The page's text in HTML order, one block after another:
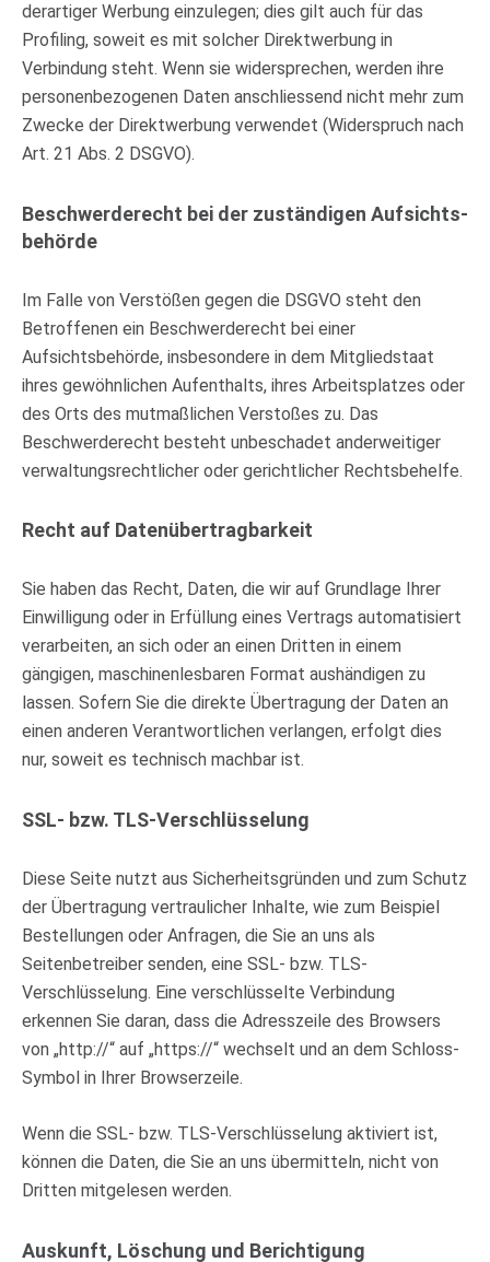
derartiger Werbung einzulegen; dies gilt auch für das
Profiling, soweit es mit solcher Direktwerbung in
Verbindung steht. Wenn sie widersprechen, werden ihre
personenbezogenen Daten anschliessend nicht mehr zum
Zwecke der Direktwerbung verwendet (Widerspruch nach
Art. 21 Abs. 2 DSGVO).
Beschwerde­recht bei der zuständigen Aufsichts­
behörde
Im Falle von Verstößen gegen die DSGVO steht den
Betroffenen ein Beschwerderecht bei einer
Aufsichtsbehörde, insbesondere in dem Mitgliedstaat
ihres gewöhnlichen Aufenthalts, ihres Arbeitsplatzes oder
des Orts des mutmaßlichen Verstoßes zu. Das
Beschwerderecht besteht unbeschadet anderweitiger
verwaltungsrechtlicher oder gerichtlicher Rechtsbehelfe.
Recht auf Daten­übertrag­barkeit
Sie haben das Recht, Daten, die wir auf Grundlage Ihrer
Einwilligung oder in Erfüllung eines Vertrags automatisiert
verarbeiten, an sich oder an einen Dritten in einem
gängigen, maschinenlesbaren Format aushändigen zu
lassen. Sofern Sie die direkte Übertragung der Daten an
einen anderen Verantwortlichen verlangen, erfolgt dies
nur, soweit es technisch machbar ist.
SSL- bzw. TLS-Verschlüsselung
Diese Seite nutzt aus Sicherheitsgründen und zum Schutz
der Übertragung vertraulicher Inhalte, wie zum Beispiel
Bestellungen oder Anfragen, die Sie an uns als
Seitenbetreiber senden, eine SSL- bzw. TLS-
Verschlüsselung. Eine verschlüsselte Verbindung
erkennen Sie daran, dass die Adresszeile des Browsers
von „http://“ auf „https://“ wechselt und an dem Schloss-
Symbol in Ihrer Browserzeile.
Wenn die SSL- bzw. TLS-Verschlüsselung aktiviert ist,
können die Daten, die Sie an uns übermitteln, nicht von
Dritten mitgelesen werden.
Auskunft, Löschung und Berichtigung